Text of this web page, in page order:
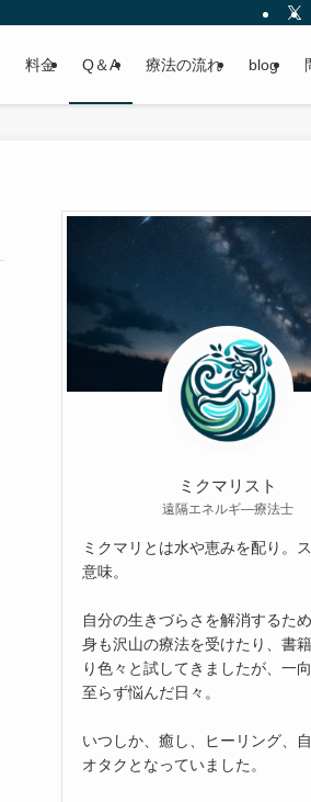
料金 Q＆A 療法の流れ blog
ミクマリスト
遠隔エネルギ―療法士
ミクマリとは水や恵みを配り。
意味。
自分の生きづらさを解消するた
身も沢山の療法を受けたり、書
り色々と試してきましたが、一
至らず悩んだ日々。
いつしか、癒し、ヒーリング、
オタクとなっていました。